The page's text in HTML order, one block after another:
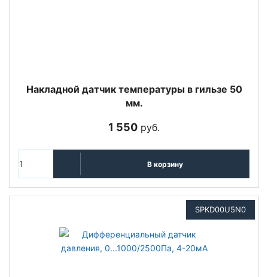
Накладной датчик температуры в гильзе 50
мм.
1 550 руб.
В корзину
SPKD00U5N0